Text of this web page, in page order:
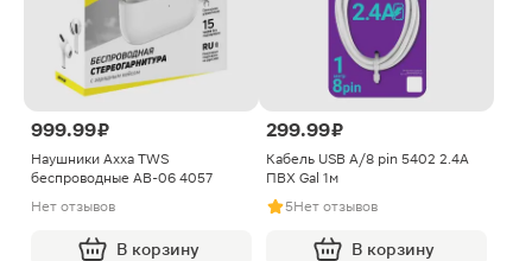
999.99 ₽
Наушники Axxa TWS
беспроводные AB-06 4057
Нет отзывов
В корзину
299.99 ₽
Кабель USB А/8 pin 5402 2.4А
ПВХ Gal 1м
5Нет отзывов
В корзину